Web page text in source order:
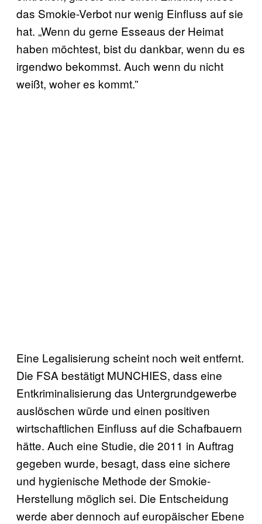
das Smokie-Verbot nur wenig Einfluss auf sie
hat. „Wenn du gerne Esseaus der Heimat
haben möchtest, bist du dankbar, wenn du es
irgendwo bekommst. Auch wenn du nicht
weißt, woher es kommt.”
Eine Legalisierung scheint noch weit entfernt.
Die FSA bestätigt MUNCHIES, dass eine
Entkriminalisierung das Untergrundgewerbe
auslöschen würde und einen positiven
wirtschaftlichen Einfluss auf die Schafbauern
hätte. Auch eine Studie, die 2011 in Auftrag
gegeben wurde, besagt, dass eine sichere
und hygienische Methode der Smokie-
Herstellung möglich sei. Die Entscheidung
werde aber dennoch auf europäischer Ebene